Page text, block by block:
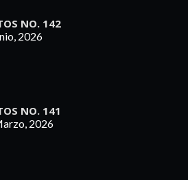
NO. 142
2026
NO. 141
2026